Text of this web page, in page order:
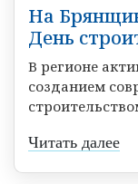
На
День
В регионе
созданием
Читать далее